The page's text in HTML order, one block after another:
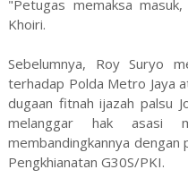
"Petugas memaksa
Khoiri.
Sebelumnya, Roy Suryo
terhadap Polda Metro Jaya
dugaan fitnah ijazah palsu
melanggar hak asasi
membandingkannya
Pengkhianatan G30S/PKI.